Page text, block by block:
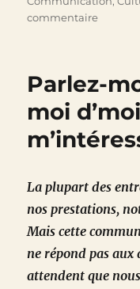
commentairesur
du
mai
2026
Parlez-
moi
La plupart des
nos prestations,
Mais cette
ne répond pas aux
attendent que